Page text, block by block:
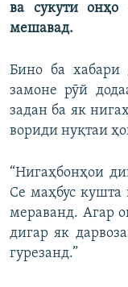
ва сукути онҳо
мешавад.
Бино ба хабари
замоне рӯй
задан ба як
вориди нуқтаи
“Нигаҳбонҳои
Се маҳбус
мераванд. Агар
дигар як
гурезанд.”